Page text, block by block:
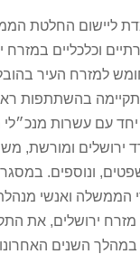
וכלכליים במזרח
למזרח העיר
בהשתתפות
יחד עם עשרות
ירושלים ומורשת,
ונוספים.
הממשלה ואנשי
ירושלים, את
במהלך השנים